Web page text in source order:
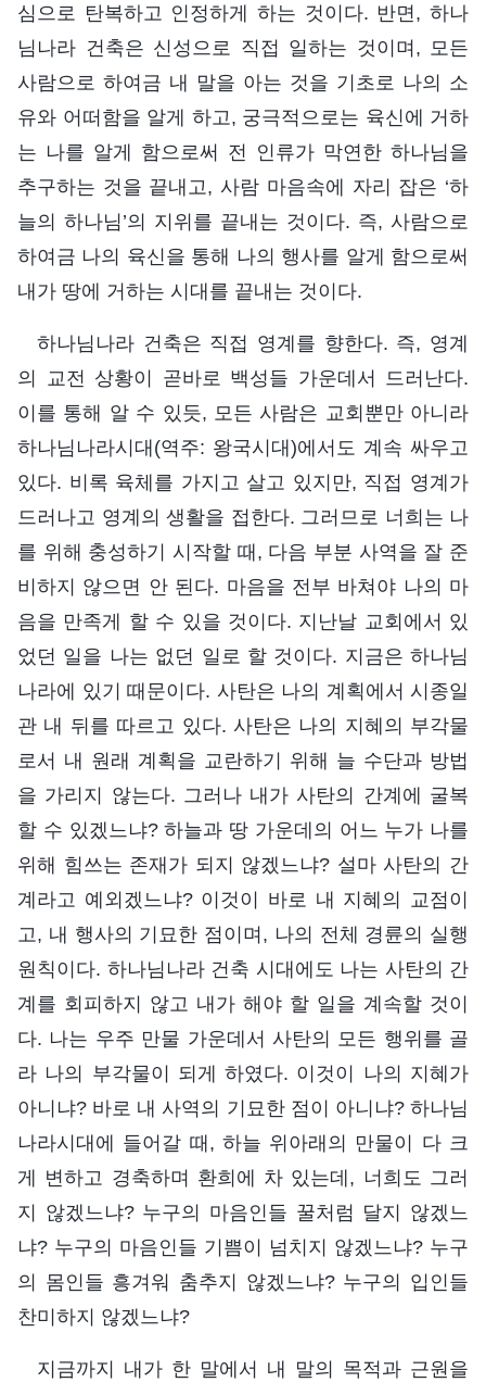
심으로 탄복하고 인정하게 하는 것이다. 반면, 하나
님나라 건축은 신성으로 직접 일하는 것이며, 모든
사람으로 하여금 내 말을 아는 것을 기초로 나의 소
유와 어떠함을 알게 하고, 궁극적으로는 육신에 거하
는 나를 알게 함으로써 전 인류가 막연한 하나님을
추구하는 것을 끝내고, 사람 마음속에 자리 잡은 ‘하
늘의 하나님’의 지위를 끝내는 것이다. 즉, 사람으로
하여금 나의 육신을 통해 나의 행사를 알게 함으로써
내가 땅에 거하는 시대를 끝내는 것이다.
하나님나라 건축은 직접 영계를 향한다. 즉, 영계
의 교전 상황이 곧바로 백성들 가운데서 드러난다.
이를 통해 알 수 있듯, 모든 사람은 교회뿐만 아니라
하나님나라시대(역주: 왕국시대)에서도 계속 싸우고
있다. 비록 육체를 가지고 살고 있지만, 직접 영계가
드러나고 영계의 생활을 접한다. 그러므로 너희는 나
를 위해 충성하기 시작할 때, 다음 부분 사역을 잘 준
비하지 않으면 안 된다. 마음을 전부 바쳐야 나의 마
음을 만족게 할 수 있을 것이다. 지난날 교회에서 있
었던 일을 나는 없던 일로 할 것이다. 지금은 하나님
나라에 있기 때문이다. 사탄은 나의 계획에서 시종일
관 내 뒤를 따르고 있다. 사탄은 나의 지혜의 부각물
로서 내 원래 계획을 교란하기 위해 늘 수단과 방법
을 가리지 않는다. 그러나 내가 사탄의 간계에 굴복
할 수 있겠느냐? 하늘과 땅 가운데의 어느 누가 나를
위해 힘쓰는 존재가 되지 않겠느냐? 설마 사탄의 간
계라고 예외겠느냐? 이것이 바로 내 지혜의 교점이
고, 내 행사의 기묘한 점이며, 나의 전체 경륜의 실행
원칙이다. 하나님나라 건축 시대에도 나는 사탄의 간
계를 회피하지 않고 내가 해야 할 일을 계속할 것이
다. 나는 우주 만물 가운데서 사탄의 모든 행위를 골
라 나의 부각물이 되게 하였다. 이것이 나의 지혜가
아니냐? 바로 내 사역의 기묘한 점이 아니냐? 하나님
나라시대에 들어갈 때, 하늘 위아래의 만물이 다 크
게 변하고 경축하며 환희에 차 있는데, 너희도 그러
지 않겠느냐? 누구의 마음인들 꿀처럼 달지 않겠느
냐? 누구의 마음인들 기쁨이 넘치지 않겠느냐? 누구
의 몸인들 흥겨워 춤추지 않겠느냐? 누구의 입인들
찬미하지 않겠느냐?
지금까지 내가 한 말에서 내 말의 목적과 근원을